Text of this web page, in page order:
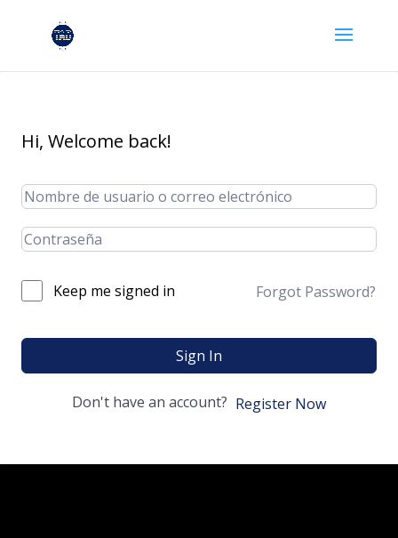
Hi, Welcome back!
Keep me signed in Forgot Password?
Sign In
Don't have an account? Register Now